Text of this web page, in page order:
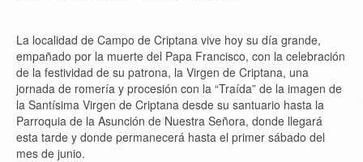
La localidad de Campo de Criptana vive hoy su día grande,
empañado por la muerte del Papa Francisco, con la celebración
de la festividad de su patrona, la Virgen de Criptana, una
jornada de romería y procesión con la “Traída” de la imagen de
la Santísima Virgen de Criptana desde su santuario hasta la
Parroquia de la Asunción de Nuestra Señora, donde llegará
esta tarde y donde permanecerá hasta el primer sábado del
mes de junio.